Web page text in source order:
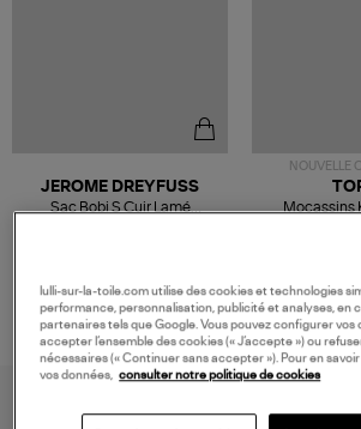
JEROME DREYFUSS
Sac Bobi S Cuir Lamé
NOUVELLE
Mocassins
lulli-sur-la-toile.com utilise des cookies et technologies
performance, personnalisation, publicité et analyses, en
partenaires tels que Google. Vous pouvez configurer vos
accepter l’ensemble des cookies (« J’accepte ») ou
nécessaires (« Continuer sans accepter »). Pour en savoir
vos données, consulter notre politique de cookies